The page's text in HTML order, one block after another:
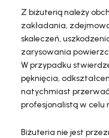
Z biżuterią należy
zakładania,
skaleczeń,
zarysowania
W przypadku
pęknięcia,
natychmiast
profesjonalistą w celu
Biżuteria nie jest